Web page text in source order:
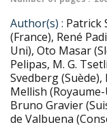
Author(s) : Patrick
(France), René
Uni), Oto Masar
Pelipas, M. G.
Svedberg
Mellish
Bruno Gravier
de Valbuena